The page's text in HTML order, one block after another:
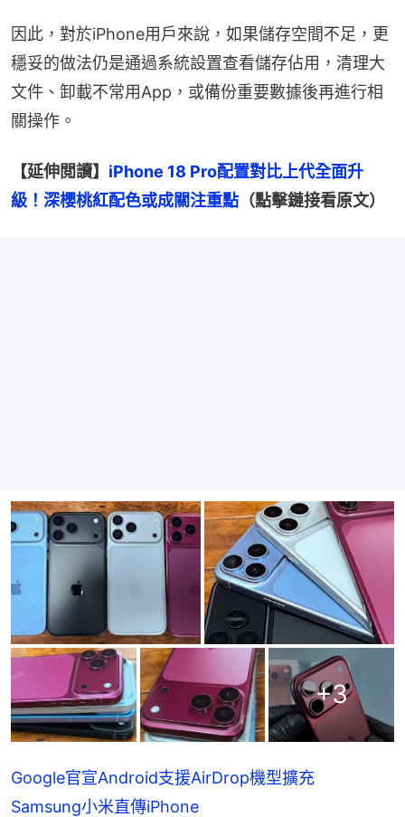
因此，對於iPhone用戶來說，如果儲存空間不足，更
穩妥的做法仍是通過系統設置查看儲存佔用，清理大
文件、卸載不常用App，或備份重要數據後再進行相
關操作。
【延伸閲讀】 iPhone 18 Pro配置對比上代全面升
級！深櫻桃紅配色或成關注重點 （點擊鏈接看原文）
+3
Google官宣Android支援AirDrop機型擴充
Samsung小米直傳iPhone